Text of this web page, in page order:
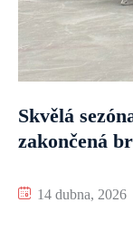
Skvělá
zakončená
14 dubna, 2026